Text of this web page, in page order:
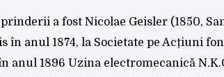
a fost Nicolae Geisler (1850,
în anul 1874, la Societate pe Acțiuni
în anul 1896 Uzina electromecanică